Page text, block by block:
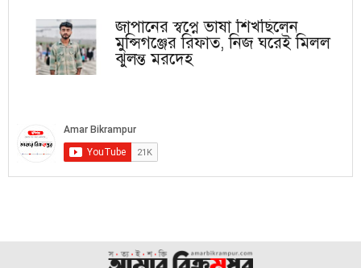
জাপানের স্বপ্নে ভাষা শিখছিলেন
মুন্সিগঞ্জের রিফাত, নিজ ঘরেই মিলল
ঝুলন্ত মরদেহ